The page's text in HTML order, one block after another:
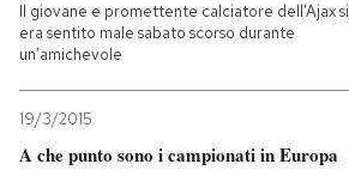
Il giovane e promettente calciatore dell’Ajax si
era sentito male sabato scorso durante
un’amichevole
19/3/2015
A che punto sono i campionati in Europa